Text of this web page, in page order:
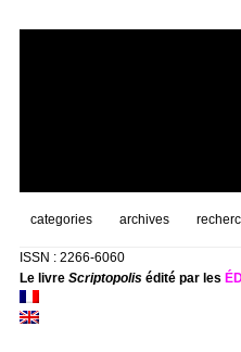
categories archives
ISSN : 2266-6060
Le livre Scriptopolisédité par les